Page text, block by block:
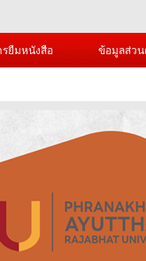
รยืมหนังสือ ข้อมูลส่ว